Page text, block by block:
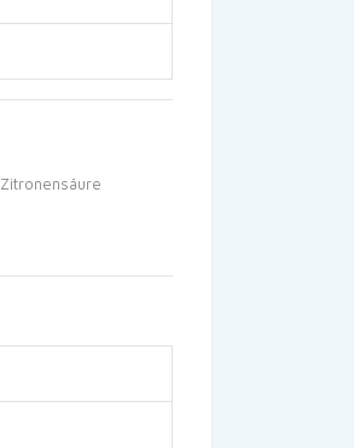
Zitronensäure